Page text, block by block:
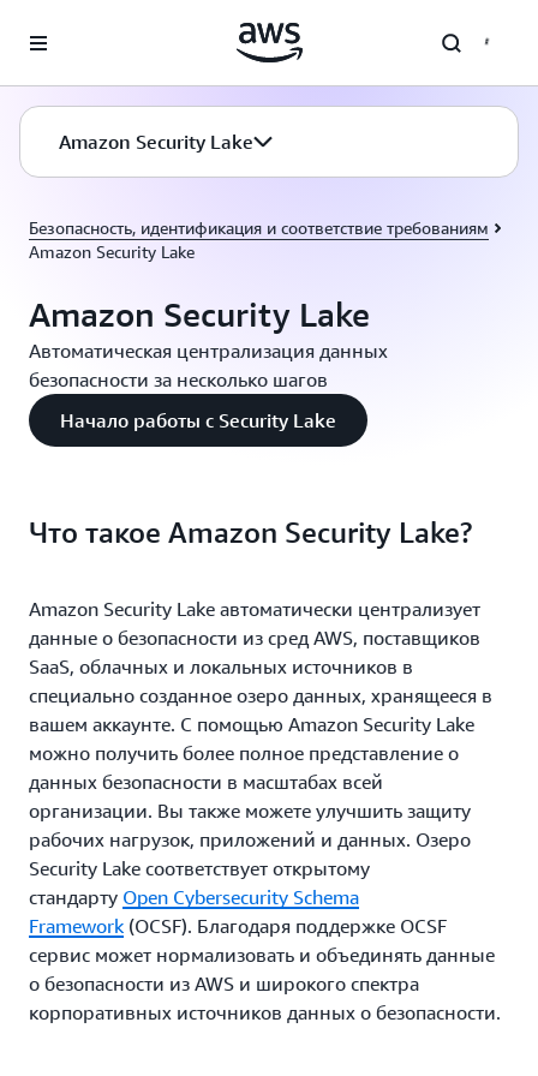
Перейти к главному контенту
Amazon Security Lake
Безопасность, идентификация и соответствие требованиям
Amazon Security Lake
Amazon Security Lake
Автоматическая централизация данных
безопасности за несколько шагов
Начало работы с Security Lake
Что такое Amazon Security Lake?
Amazon Security Lake автоматически централизует
данные о безопасности из сред AWS, поставщиков
SaaS, облачных и локальных источников в
специально созданное озеро данных, хранящееся в
вашем аккаунте. С помощью Amazon Security Lake
можно получить более полное представление о
данных безопасности в масштабах всей
организации. Вы также можете улучшить защиту
рабочих нагрузок, приложений и данных. Озеро
Security Lake соответствует открытому
стандарту Open Cybersecurity Schema
Framework (OCSF). Благодаря поддержке OCSF
сервис может нормализовать и объединять данные
о безопасности из AWS и широкого спектра
корпоративных источников данных о безопасности.